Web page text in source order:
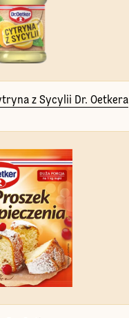
z Sycylii Dr. Oetkera